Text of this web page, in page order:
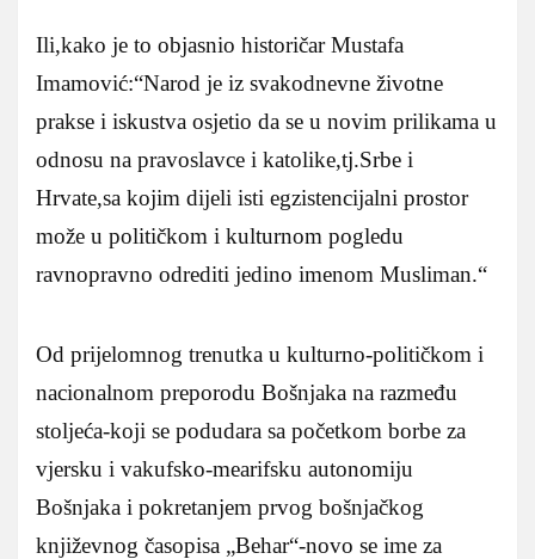
Ili,kako je to objasnio historičar Mustafa
Imamović:“Narod je iz svakodnevne životne
prakse i iskustva osjetio da se u novim prilikama u
odnosu na pravoslavce i katolike,tj.Srbe i
Hrvate,sa kojim dijeli isti egzistencijalni prostor
može u političkom i kulturnom pogledu
ravnopravno odrediti jedino imenom Musliman.“
Od prijelomnog trenutka u kulturno-političkom i
nacionalnom preporodu Bošnjaka na razmeđu
stoljeća-koji se podudara sa početkom borbe za
vjersku i vakufsko-mearifsku autonomiju
Bošnjaka i pokretanjem prvog bošnjačkog
književnog časopisa „Behar“-novo se ime za